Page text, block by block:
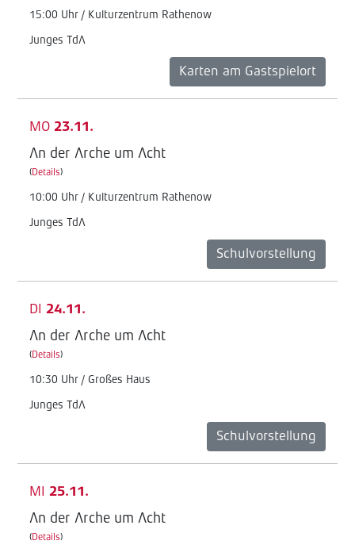
15:00 Uhr / Kulturzentrum Rathenow
Junges TdA
Karten am Gastspielort
MO 23.11.
An der Arche um Acht
(Details)
10:00 Uhr / Kulturzentrum Rathenow
Junges TdA
Schulvorstellung
DI 24.11.
An der Arche um Acht
(Details)
10:30 Uhr / Großes Haus
Junges TdA
Schulvorstellung
MI 25.11.
An der Arche um Acht
(Details)